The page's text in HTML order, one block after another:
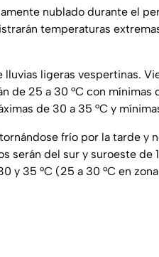
nublado durante el
temperaturas
ligeras vespertinas.
de 25 a 30 °C con mínimas
de 30 a 35 °C y
frío por la tarde y
serán del sur y suroeste de
y 35 °C (25 a 30 °C en